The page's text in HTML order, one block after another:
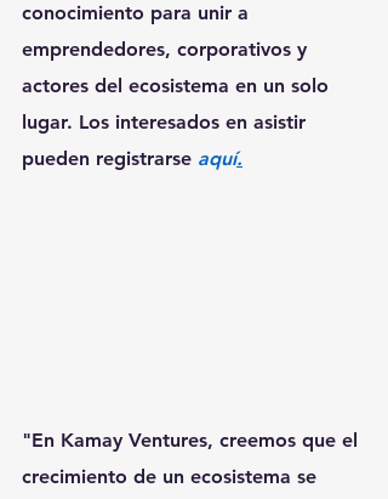
conocimiento para unir a
emprendedores, corporativos y
actores del ecosistema en un solo
lugar. Los interesados en asistir
pueden registrarse aquí.
"En Kamay Ventures, creemos que el
crecimiento de un ecosistema se